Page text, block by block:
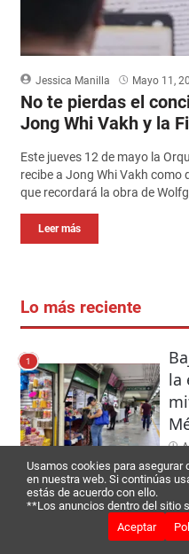
Jessica Manilla Mayo 11,
No te pierdas el
Jong Whi Vakh y la
Este jueves 12 de mayo la
recibe a Jong Whi Vakh
que recordará la obra de
Leer más
Lo más reciente
1
la
Usamos cookies para asegurar
en nuestra web. Si continúas
estás de acuerdo con ello.
**Los anuncios dentro del sitio
Aceptar